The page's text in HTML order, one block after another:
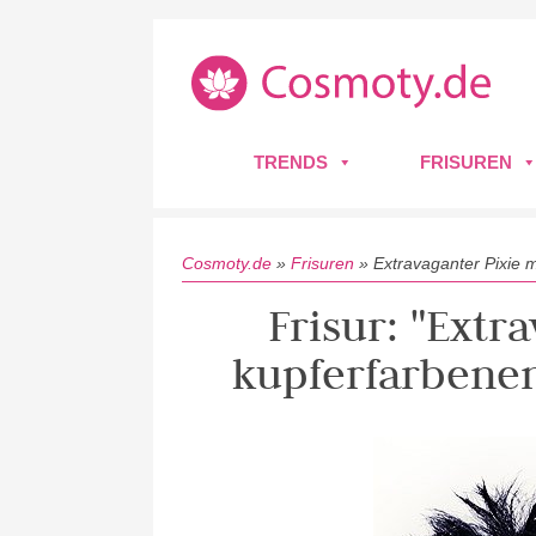
TRENDS FRISUREN
Cosmoty.de » Frisuren » Extravaganter Pixie
Frisur: